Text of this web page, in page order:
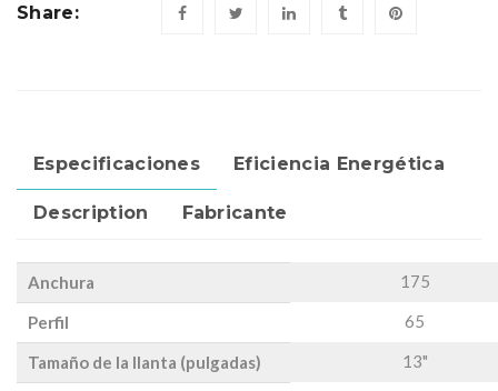
Share:
Especificaciones Eficiencia Energética
Description Fabricante
Anchura 175
Perfil 65
Tamaño de la llanta (pulgadas)
13"